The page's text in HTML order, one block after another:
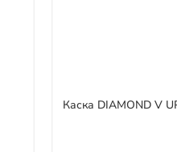
Каска DIAMOND V